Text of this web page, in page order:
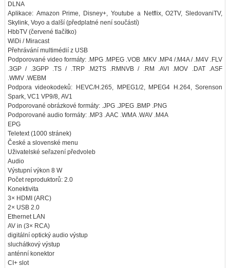
DLNA
Aplikace: Amazon Prime, Disney+, Youtube a Netflix, O2TV, SledovaniTV,
Skylink, Voyo a další (předplatné není součástí)
HbbTV (červené tlačítko)
WiDi / Miracast
Přehrávání multimédií z USB
Podporované video formáty: .MPG .MPEG .VOB .MKV .MP4 /.M4A / .M4V .FLV
.3GP / .3GPP .TS / .TRP .M2TS .RMNVB / .RM .AVI .MOV .DAT .ASF
.WMV .WEBM
Podpora videokodeků: HEVC/H.265, MPEG1/2, MPEG4 H.264, Sorenson
Spark, VC1 VP9/8, AV1
Podporované obrázkové formáty: .JPG .JPEG .BMP .PNG
Podporované audio formáty: .MP3 .AAC .WMA .WAV .M4A
EPG
Teletext (1000 stránek)
České a slovenské menu
Uživatelské seřazení předvoleb
Audio
Výstupní výkon 8 W
Počet reproduktorů: 2.0
Konektivita
3× HDMI (ARC)
2× USB 2.0
Ethernet LAN
AV in (3× RCA)
digitální optický audio výstup
sluchátkový výstup
anténní konektor
CI+ slot